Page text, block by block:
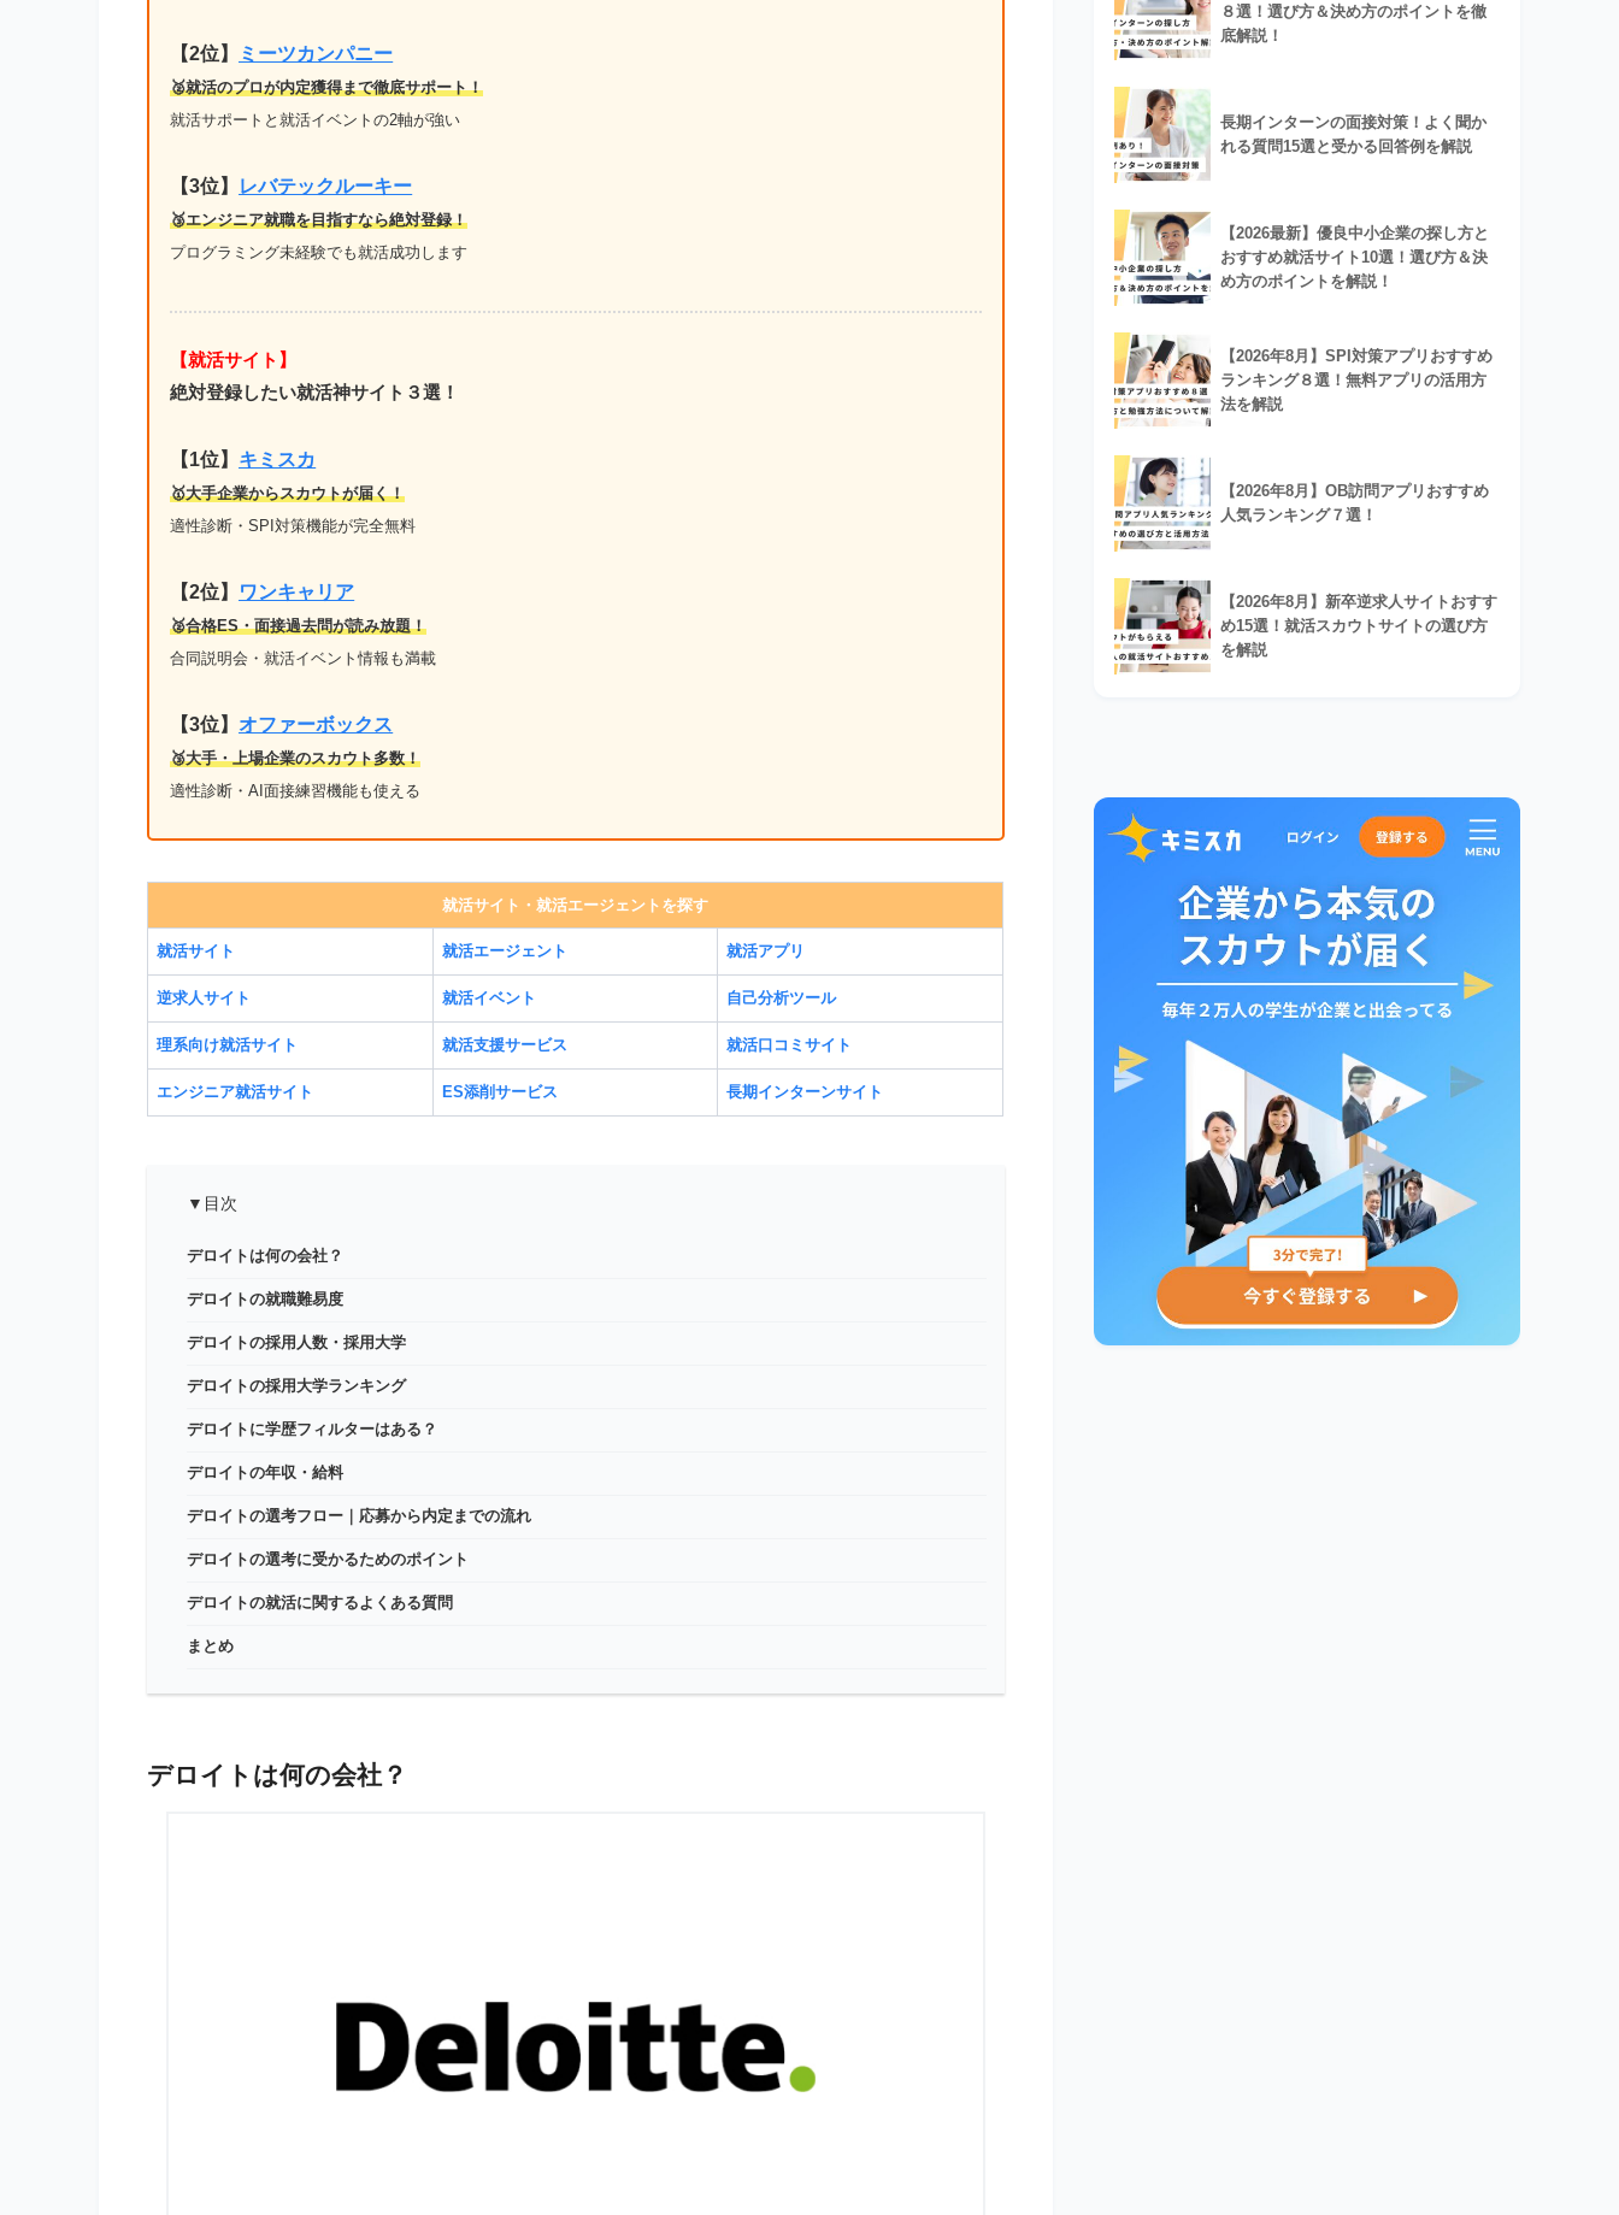
【2位】 ミーツカンパニー
🥈就活のプロが内定獲得まで徹底サポート！
就活サポートと就活イベントの2軸が強い
【3位】 レバテックルーキー
🥉エンジニア就職を目指すなら絶対登録！
プログラミング未経験でも就活成功します
【就活サイト】
絶対登録したい就活神サイト３選！
【1位】 キミスカ
🥇大手企業からスカウトが届く！
適性診断・SPI対策機能が完全無料
【2位】 ワンキャリア
🥈合格ES・面接過去問が読み放題！
合同説明会・就活イベント情報も満載
【3位】 オファーボックス
🥉大手・上場企業のスカウト多数！
適性診断・AI面接練習機能も使える
就活サイト・就活エージェントを探す
就活サイト 就活エージェント 就活アプリ
逆求人サイト 就活イベント 自己分析ツール
理系向け就活サイト 就活支援サービス 就活口コミサイト
エンジニア就活サイト ES添削サービス 長期インターンサイト
▼目次
デロイトは何の会社？
デロイトの就職難易度
デロイトの採用人数・採用大学
デロイトの採用大学ランキング
デロイトに学歴フィルターはある？
デロイトの年収・給料
デロイトの選考フロー｜応募から内定までの流れ
デロイトの選考に受かるためのポイント
デロイトの就活に関するよくある質問
まとめ
デロイトは何の会社？
８選！選び方＆決め方のポイントを徹
底解説！
長期インターンの面接対策！よく聞か
れる質問15選と受かる回答例を解説
【2026最新】優良中小企業の探し方と
おすすめ就活サイト10選！選び方＆決
め方のポイントを解説！
【2026年8月】SPI対策アプリおすすめ
ランキング８選！無料アプリの活用方
法を解説
【2026年8月】OB訪問アプリおすすめ
人気ランキング７選！
【2026年8月】新卒逆求人サイトおすす
め15選！就活スカウトサイトの選び方
を解説